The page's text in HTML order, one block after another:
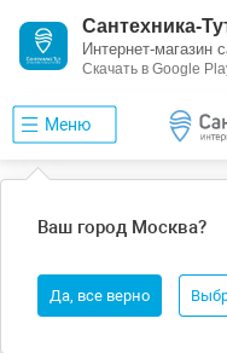
Сантехника-
Интернет-магазин
Скачать в Google
Меню
Ваш город Москва?
Да, все верно
Акриловая ванна
форсунки Хром